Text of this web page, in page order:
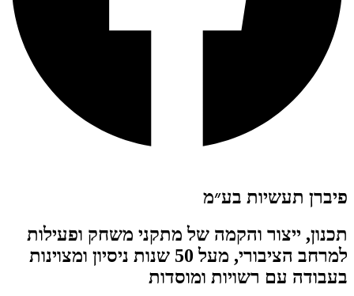
פיברן תעשיות בע״מ
תכנון, ייצור והקמה של מתקני משחק ופעילות
למרחב הציבורי, מעל 50 שנות ניסיון ומצוינות
בעבודה עם רשויות ומוסדות